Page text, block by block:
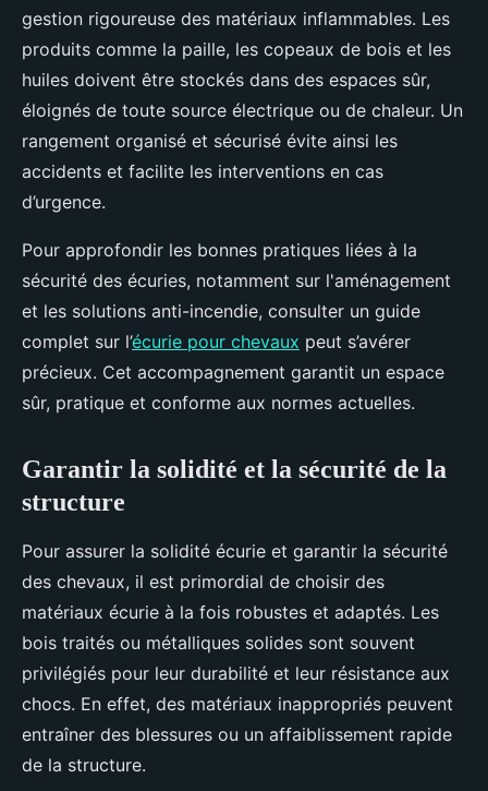
gestion rigoureuse des matériaux inflammables. Les
produits comme la paille, les copeaux de bois et les
huiles doivent être stockés dans des espaces sûr,
éloignés de toute source électrique ou de chaleur. Un
rangement organisé et sécurisé évite ainsi les
accidents et facilite les interventions en cas
d’urgence.
Pour approfondir les bonnes pratiques liées à la
sécurité des écuries, notamment sur l'aménagement
et les solutions anti-incendie, consulter un guide
complet sur l’écurie pour chevaux peut s’avérer
précieux. Cet accompagnement garantit un espace
sûr, pratique et conforme aux normes actuelles.
Garantir la solidité et la sécurité de la
structure
Pour assurer la solidité écurie et garantir la sécurité
des chevaux, il est primordial de choisir des
matériaux écurie à la fois robustes et adaptés. Les
bois traités ou métalliques solides sont souvent
privilégiés pour leur durabilité et leur résistance aux
chocs. En effet, des matériaux inappropriés peuvent
entraîner des blessures ou un affaiblissement rapide
de la structure.